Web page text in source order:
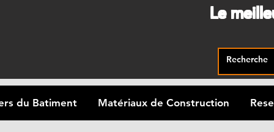
Le
du Batiment Matériaux de Construction